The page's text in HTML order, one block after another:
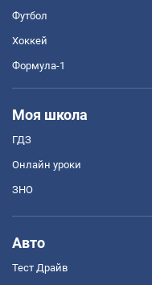
Футбол
Хоккей
Формула-1
Моя школа
ГДЗ
Онлайн уроки
ЗНО
Авто
Тест Драйв